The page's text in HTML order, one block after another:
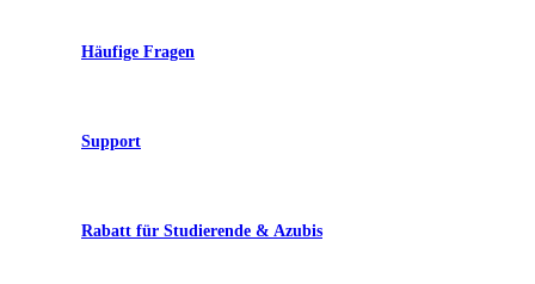
Häufige Fragen
Support
Rabatt für Studierende & Azubis